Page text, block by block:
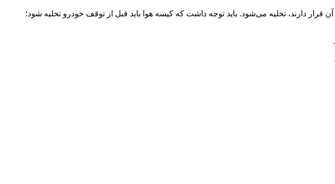
دارند، تخلیه می‌شود. باید توجه داشت که کیسه هوا باید قبل از توقف خودرو تخلیه شود؛
.